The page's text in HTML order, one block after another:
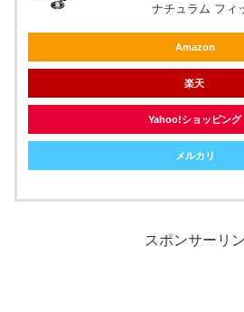
ナチュラム フィ
Amazon
楽天
Yahoo!ショッピング
メルカリ
スポンサーリ